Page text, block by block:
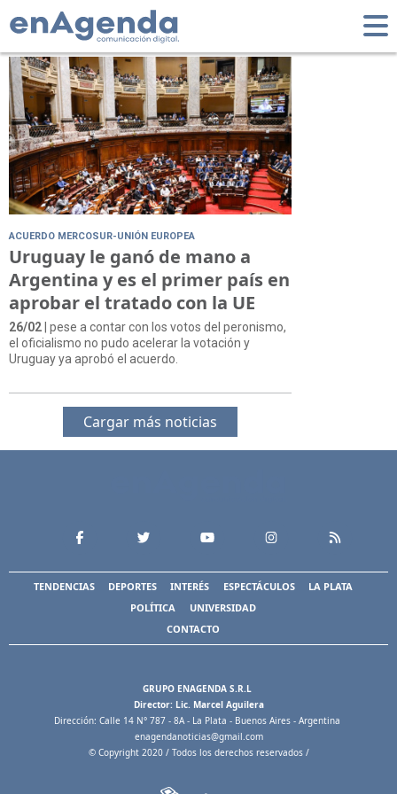
Tag: Parlamento
ACUERDO MERCOSUR-UNIÓN EUROPEA
Uruguay le ganó de mano a
Argentina y es el primer país en
aprobar el tratado con la UE
26/02 | pese a contar con los votos del peronismo,
el oficialismo no pudo acelerar la votación y
Uruguay ya aprobó el acuerdo.
Cargar más noticias
TENDENCIAS DEPORTES INTERÉS ESPECTÁCULOS
LA PLATA
POLÍTICA
UNIVERSIDAD
CONTACTO
GRUPO ENAGENDA S.R.L
Director: Lic. Marcel Aguilera
Dirección: Calle 14 N° 787 - 8A - La Plata - Buenos Aires - Argentina
enagendanoticias@gmail.com
© Copyright 2020 / Todos los derechos reservados /